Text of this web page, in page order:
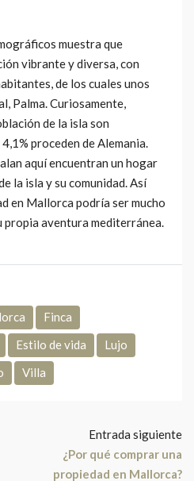
muestra que
vibrante y diversa, con
de los cuales unos
Palma. Curiosamente,
de la isla son
proceden de Alemania.
aquí encuentran un hogar
la isla y su comunidad. Así
en Mallorca podría ser mucho
propia aventura mediterránea.
Finca
Estilo de vida
Lujo
Villa
Entrada siguiente
¿Por qué comprar una
propiedad en Mallorca?